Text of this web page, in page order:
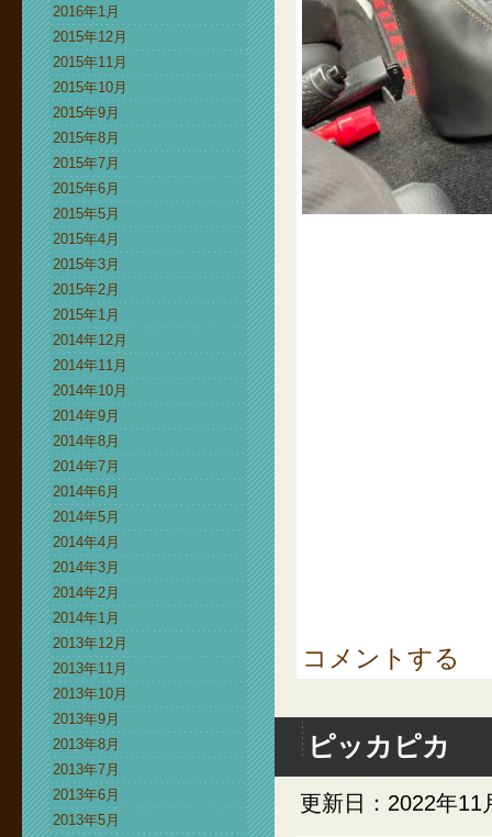
2016年1月
2015年12月
2015年11月
2015年10月
2015年9月
2015年8月
2015年7月
2015年6月
2015年5月
2015年4月
2015年3月
2015年2月
2015年1月
2014年12月
2014年11月
2014年10月
2014年9月
2014年8月
2014年7月
2014年6月
2014年5月
2014年4月
2014年3月
2014年2月
2014年1月
2013年12月
2013年11月
2013年10月
2013年9月
2013年8月
2013年7月
2013年6月
2013年5月
コメントする
ピッカピカ
更新日：2022年11